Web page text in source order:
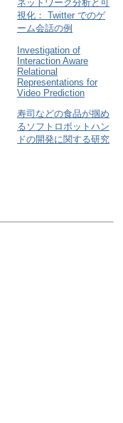
ネットワーク分析と可
視化： Twitter でのゲ
ーム会話の例
Investigation of
Interaction Aware
Relational
Representations for
Video Prediction
寿司などの食品が掴め
るソフトロボットハン
ドの開発に関する研究